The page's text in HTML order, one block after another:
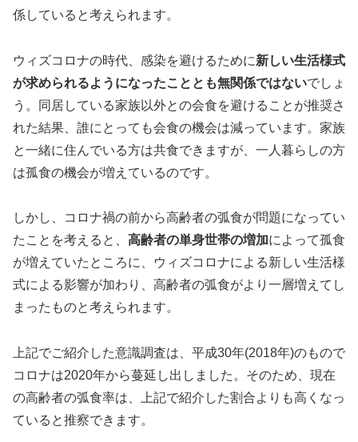
係していると考えられます。
ウィズコロナの時代、感染を避けるために新しい生活様式
が求められるようになったこととも無関係ではないでしょ
う。同居している家族以外との会食を避けることが推奨さ
れた結果、誰にとっても会食の機会は減っています。家族
と一緒に住んでいる方は共食できますが、一人暮らしの方
は孤食の機会が増えているのです。
しかし、コロナ禍の前から高齢者の弧食が問題になってい
たことを考えると、 高齢者の単身世帯の増加によって孤食
が増えていたところに、ウィズコロナによる新しい生活様
式による影響が加わり、高齢者の弧食がより一層増えてし
まったものと考えられます。
上記でご紹介した意識調査は、平成30年(2018年)のもので
コロナは2020年から蔓延し出しました。そのため、現在
の高齢者の弧食率は、上記で紹介した割合よりも高くなっ
ていると推察できます。